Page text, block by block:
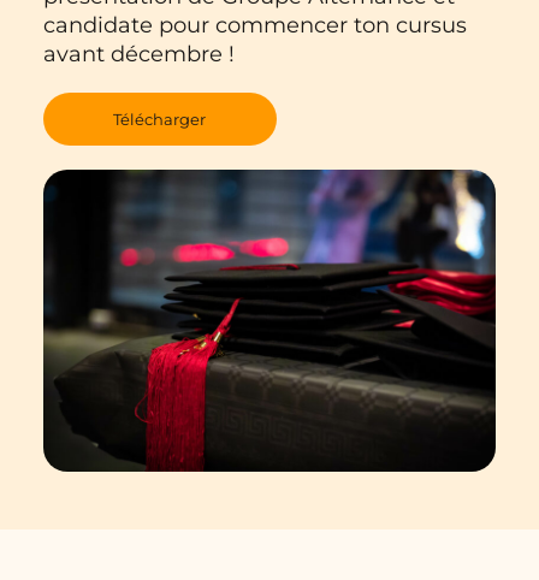
candidate pour commencer ton cursus
avant décembre !
Télécharger